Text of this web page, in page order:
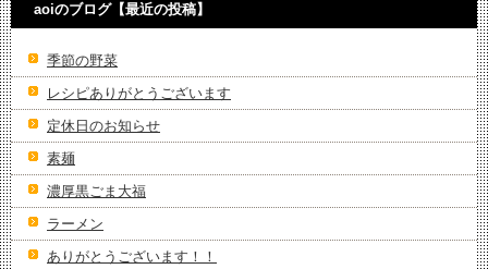
aoiのブログ【最近の投稿】
季節の野菜
レシピありがとうございます
定休日のお知らせ
素麺
濃厚黒ごま大福
ラーメン
ありがとうございます！！